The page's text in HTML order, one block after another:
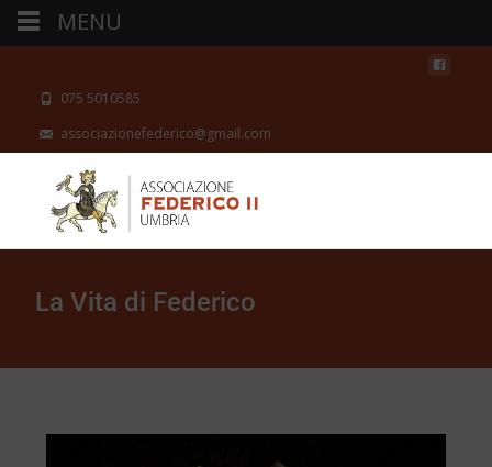
075 5010585
associazionefederico@gmail.com
La Vita di Federico
MENU